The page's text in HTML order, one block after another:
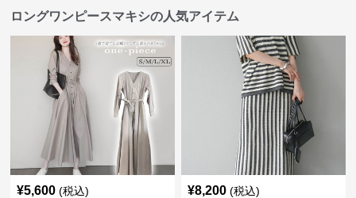
ロングワンピースマキシの人気アイテム
¥5,600 (税込) ¥8,200 (税込)